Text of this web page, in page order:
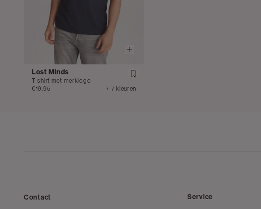
Lost Minds
T-shirt met merklogo
€19.95
+ 7 kleuren
Contact Service